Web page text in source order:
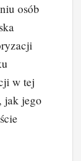
osób
w tej
jak jego